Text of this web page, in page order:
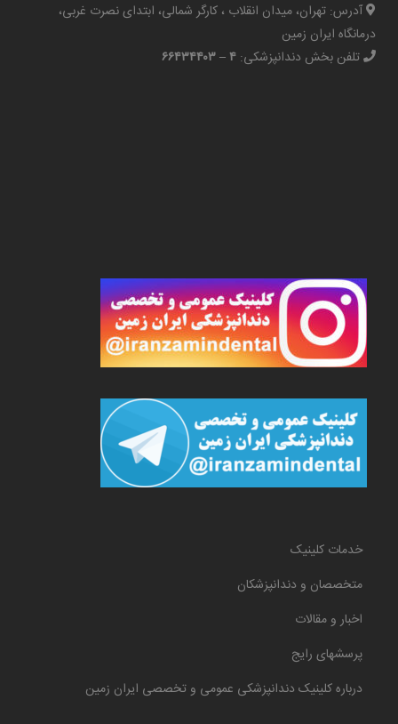
آدرس: تهران، میدان انقلاب ، کارگر شمالی، ابتدای نصرت غربی،
درمانگاه ایران زمین
تلفن بخش دندانپزشکی: ۴ – ۶۶۴۳۴۴۰۳
خدمات کلینیک
متخصصان و دندانپزشکان
اخبار و مقالات
پرسشهای رایج
درباره کلینیک دندانپزشکی عمومی و تخصصی ایران زمین